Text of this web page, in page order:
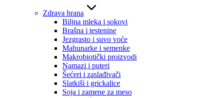
Zdrava hrana
Biljna mleka i sokovi
Brašna i testenine
Jezgrasto i suvo voće
Mahunarke i semenke
Makrobiotički proizvodi
Namazi i puteri
Šećeri i zaslađivači
Slatkiši i grickalice
Soja i zamene za meso